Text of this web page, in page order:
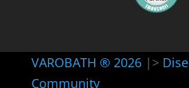
VAROBATH ® 2026 |>
Community